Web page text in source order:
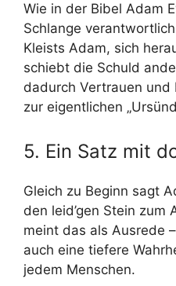
Wie in der Bibel Adam
Schlange
Kleists Adam, sich
schiebt die Schuld
dadurch Vertrauen und
zur eigentlichen
5. Ein Satz mit
Gleich zu Beginn sagt
den leid’gen Stein zum
meint das als Ausrede
auch eine tiefere
jedem Menschen.